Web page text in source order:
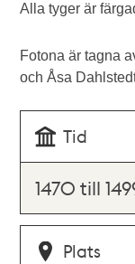
Alla tyger är
Fotona är tagna
och Åsa
Tid
1470 till
Plats